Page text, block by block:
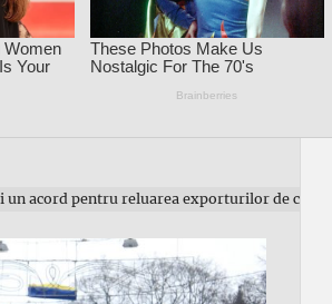
un acord pentru reluarea exporturilor de